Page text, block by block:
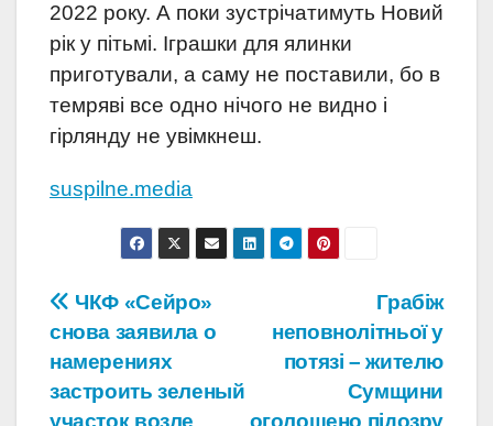
2022 року. А поки зустрічатимуть Новий
рік у пітьмі. Іграшки для ялинки
приготували, а саму не поставили, бо в
темряві все одно нічого не видно і
гірлянду не увімкнеш.
suspilne.media
Навігація
записів
Грабіж
неповнолітньої у
потязі – жителю
Сумщини
ЧКФ «Сейро»
снова заявила о
намерениях
застроить зеленый